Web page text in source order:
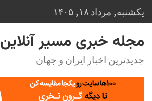
Skip
to
content
یکشنبه, مرداد ۱۸, ۱۴۰۵
مجله خبری مسیر آنلاین
جدیدترین اخبار ایران و جهان